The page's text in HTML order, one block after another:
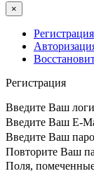
×
Регистрация
Регистрация
Введите Ваш
Введите Ваш E-
Введите Ваш
Повторите Ваш
Поля,